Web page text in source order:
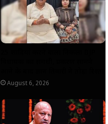
August 6, 2026